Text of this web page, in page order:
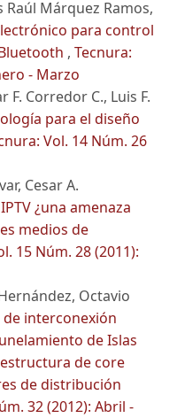
Raúl Márquez Ramos,
para control
, Tecnura:
- Marzo
F. Corredor C., Luis F.
para el diseño
Vol. 14 Núm. 26
Cesar A.
¿una amenaza
medios de
15 Núm. 28 (2011):
Octavio
interconexión
de Islas
de core
de distribución
32 (2012): Abril -